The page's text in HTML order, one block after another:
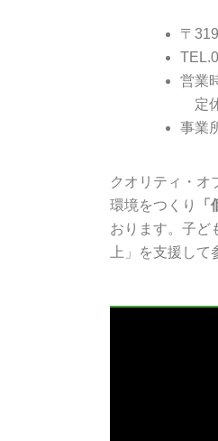
〒
営業
定
事業
クオリティ・オ
環境をつくり
おります。子ど
上」を支援して